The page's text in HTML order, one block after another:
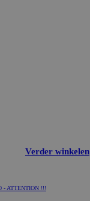
Verder winkelen
- ATTENTION !!!